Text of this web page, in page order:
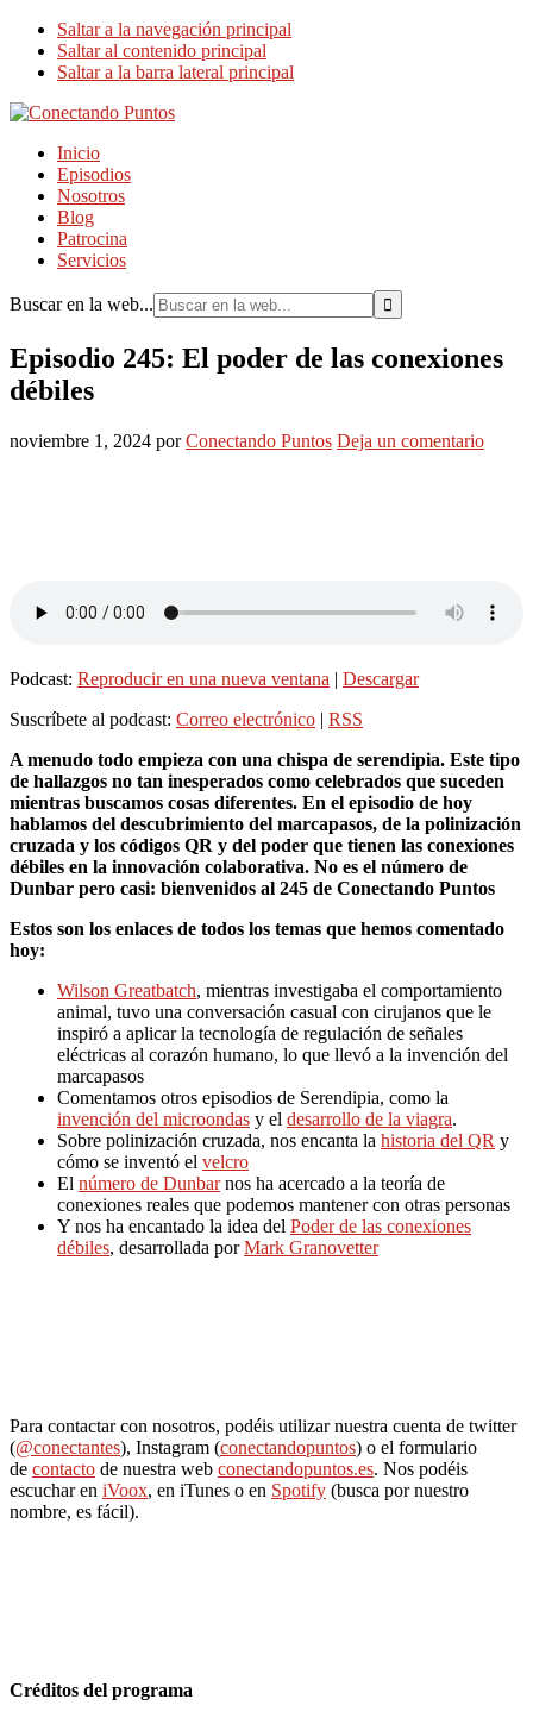
Saltar a la navegación principal
Saltar al contenido principal
Saltar a la barra lateral principal
Inicio
Episodios
Nosotros
Blog
Patrocina
Servicios
Buscar en la web...
Episodio 245: El poder de las conexiones
débiles
noviembre 1, 2024 porConectando Puntos Deja un comentario
Podcast: Reproducir en una nueva ventana | Descargar
Suscríbete al podcast: Correo electrónico | RSS
A menudo todo empieza con una chispa de serendipia. Este tipo
de hallazgos no tan inesperados como celebrados que suceden
mientras buscamos cosas diferentes. En el episodio de hoy
hablamos del descubrimiento del marcapasos, de la polinización
cruzada y los códigos QR y del poder que tienen las conexiones
débiles en la innovación colaborativa. No es el número de
Dunbar pero casi: bienvenidos al 245 de Conectando Puntos
Estos son los enlaces de todos los temas que hemos comentado
hoy:
Wilson Greatbatch, mientras investigaba el comportamiento
animal, tuvo una conversación casual con cirujanos que le
inspiró a aplicar la tecnología de regulación de señales
eléctricas al corazón humano, lo que llevó a la invención del
marcapasos
Comentamos otros episodios de Serendipia, como la
invención del microondas y el desarrollo de la viagra.
Sobre polinización cruzada, nos encanta la historia del QR y
cómo se inventó el velcro
El número de Dunbarnos ha acercado a la teoría de
conexiones reales que podemos mantener con otras personas
Y nos ha encantado la idea del Poder de las conexiones
débiles, desarrollada porMark Granovetter
Para contactar con nosotros, podéis utilizar nuestra cuenta de twitter
(@conectantes), Instagram (conectandopuntos) o el formulario
de contacto de nuestra web conectandopuntos.es. Nos podéis
escuchar en iVoox, en iTunes o en Spotify (busca por nuestro
nombre, es fácil).
Créditos del programa